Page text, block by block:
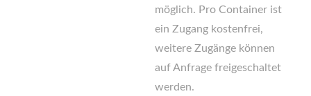
möglich. Pro Container ist
ein Zugang kostenfrei,
weitere Zugänge können
auf Anfrage freigeschaltet
werden.